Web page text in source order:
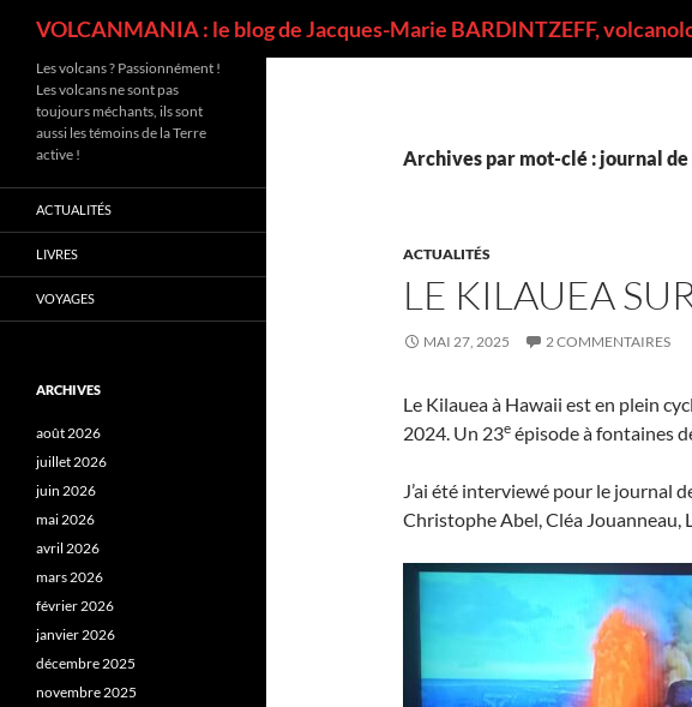
VOLCANMANIA : le blog de Jacques-Marie BARDINTZEFF,
Archives par mot-clé : journal de
ACTUALITÉS
LE KILAUEA
MAI 27, 2025 2 COMMENTAIRES
Le Kilauea à Hawaii est en plein
2024. Un 23e épisode à fontaines
J’ai été interviewé pour le journal
Christophe Abel, Cléa Jouanneau,
Les volcans ? Passionnément !
Les volcans ne sont pas
toujours méchants, ils sont
aussi les témoins de la Terre
active !
ACTUALITÉS
LIVRES
VOYAGES
ARCHIVES
août 2026
juillet 2026
juin 2026
mai 2026
avril 2026
mars 2026
février 2026
janvier 2026
décembre 2025
novembre 2025